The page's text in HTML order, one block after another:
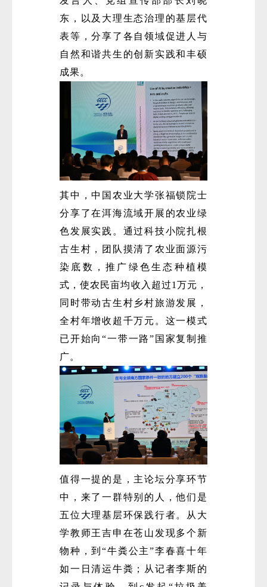
东，以及大理生态治理的基层代
表等，分享了各自领域促进人与
自然和谐共生的创新实践和丰硕
成果。
其中，中国农业大学张福锁院士
分享了在洱海流域开展的农业绿
色发展实践。通过科技小院扎根
古生村，团队摸清了农业面源污
染底数，推广绿色生态种植模
式，使农民亩均收入超过1万元，
同时带动古生村乡村旅游发展，
全村年增收超千万元。这一模式
已开始向“一带一路”国家复制推
广。
值得一提的是，主论坛分享环节
中，来了一群特别的人，他们是
五位大理基层环保践行者。从大
学教师王吉申在苍山发现多个新
物种，到“牛粪公主”李春喜十年
如一日清运牛粪；从记者李斯的